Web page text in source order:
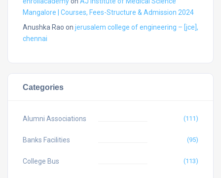
Mangalore | Courses, Fees-Structure & Admission 2024
Anushka Rao on jerusalem college of engineering – [jce],
chennai
Categories
Alumni Associations (111)
Banks Facilities (95)
College Bus (113)